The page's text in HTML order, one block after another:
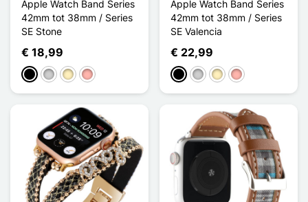
Apple Watch Band Series
42mm tot 38mm / Series
SE Stone
€ 18,99
ZwartZilverGoldenRose Goud
Apple Watch Band Series
42mm tot 38mm / Series
SE Valencia
€ 22,99
ZwartZilverGoldenRose Goud